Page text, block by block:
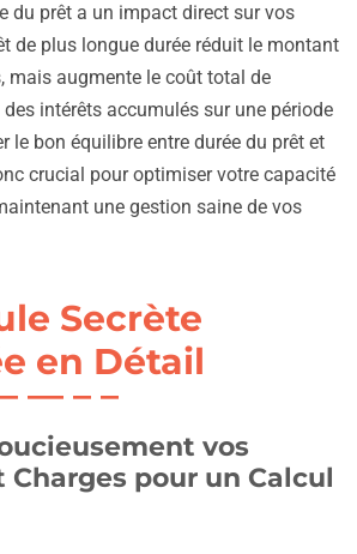
du prêt a un impact direct sur vos
de plus longue durée réduit le montant
mais augmente le coût total de
des intérêts accumulés sur une période
le bon équilibre entre durée du prêt et
crucial pour optimiser votre capacité
une gestion saine de vos
Secrète
en Détail
vos
Charges pour un Calcul